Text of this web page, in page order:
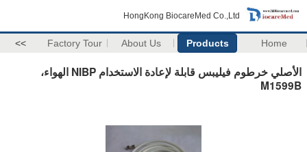
HongKong BiocareMed Co.,Ltd
Home
Products
About Us
Factory Tour
>>
الأصلي خرطوم فيليبس قابلة لإعادة الاستخدام NIBP الهواء،
M1599B